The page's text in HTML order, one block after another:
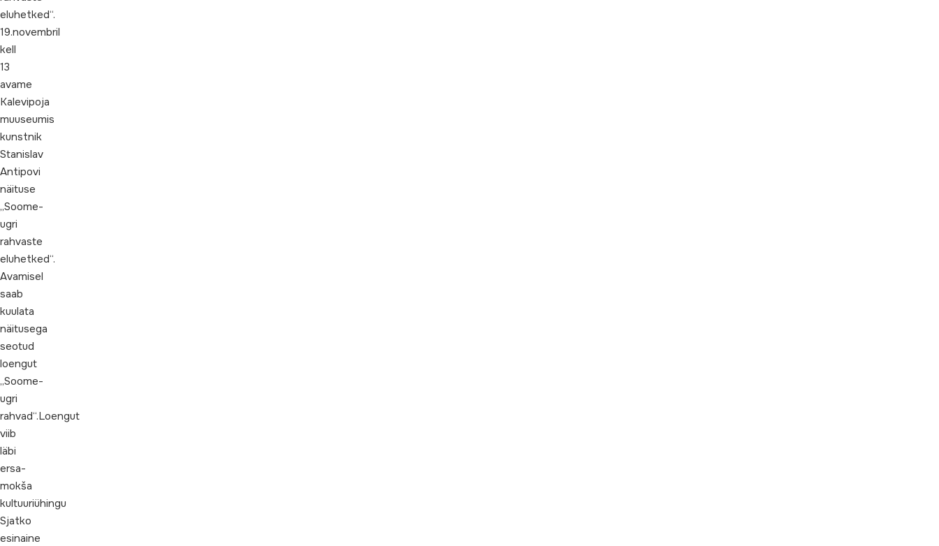
eluhetked“.
19.novembril
kell
13
avame
Kalevipoja
muuseumis
kunstnik
Stanislav
Antipovi
näituse
„Soome-
ugri
rahvaste
eluhetked“.
Avamisel
saab
kuulata
näitusega
seotud
loengut
„Soome-
ugri
rahvad“.Loengut
viib
läbi
ersa-
mokša
kultuuriühingu
Sjatko
esinaine